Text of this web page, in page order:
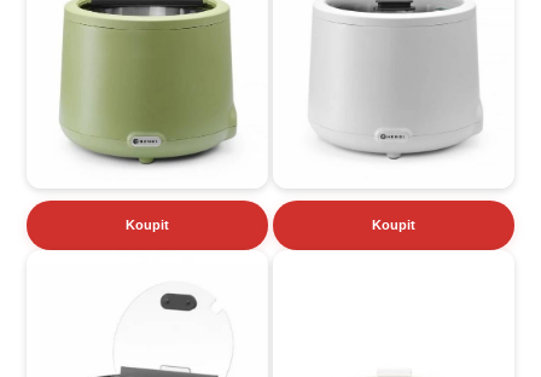
Koupit Koupit